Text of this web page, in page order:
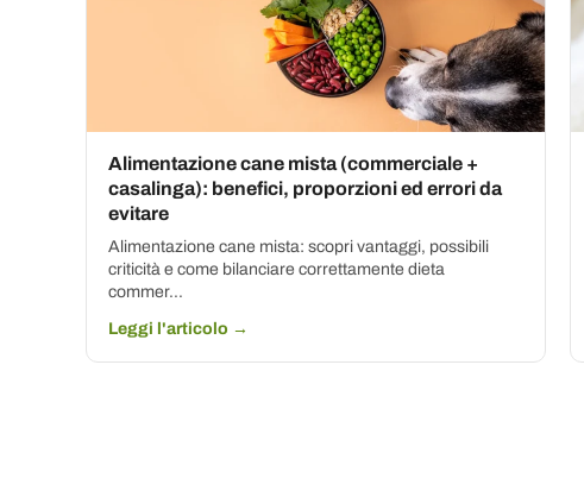
Alimentazione cane mista (commerciale +
casalinga): benefici, proporzioni ed errori da
evitare
Alimentazione cane mista: scopri vantaggi, possibili
criticità e come bilanciare correttamente dieta
commer...
Leggi l'articolo →